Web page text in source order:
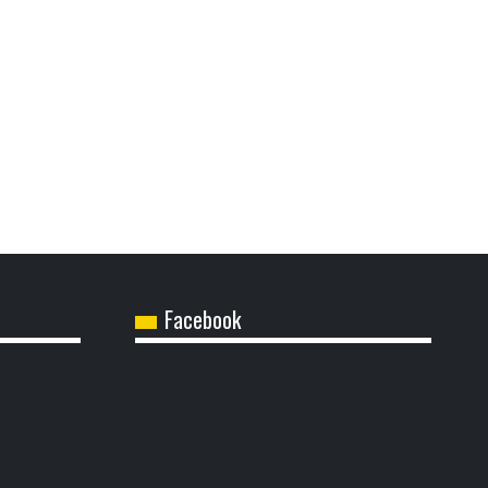
Facebook